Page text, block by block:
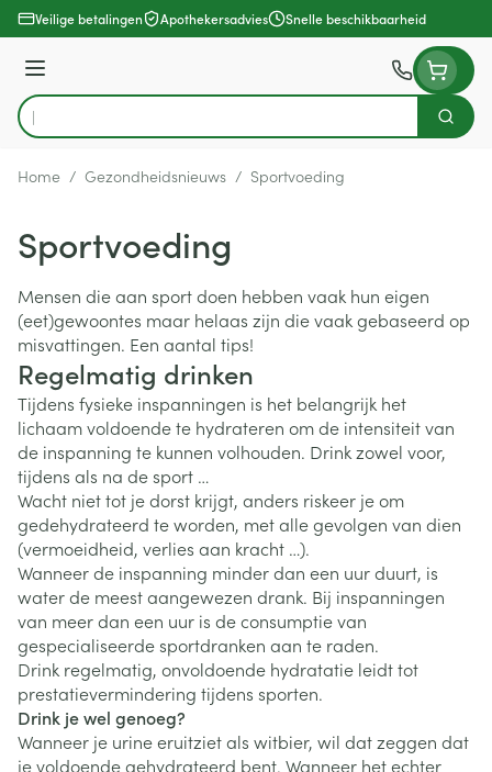
Ga naar de inhoud
Veilige betalingen Apothekersadvies Snelle beschikbaarheid
Menu
Product, merk, categorie...
Zoek
Home / Gezondheidsnieuws / Sportvoeding
Sportvoeding
Mensen die aan sport doen hebben vaak hun eigen
(eet)gewoontes maar helaas zijn die vaak gebaseerd op
misvattingen. Een aantal tips!
Regelmatig drinken
Tijdens fysieke inspanningen is het belangrijk het
lichaam voldoende te hydrateren om de intensiteit van
de inspanning te kunnen volhouden. Drink zowel voor,
tijdens als na de sport …
Wacht niet tot je dorst krijgt, anders riskeer je om
gedehydrateerd te worden, met alle gevolgen van dien
(vermoeidheid, verlies aan kracht …).
Wanneer de inspanning minder dan een uur duurt, is
water de meest aangewezen drank. Bij inspanningen
van meer dan een uur is de consumptie van
gespecialiseerde sportdranken aan te raden.
Drink regelmatig, onvoldoende hydratatie leidt tot
prestatievermindering tijdens sporten.
Drink je wel genoeg?
Wanneer je urine eruitziet als witbier, wil dat zeggen dat
je voldoende gehydrateerd bent. Wanneer het echter